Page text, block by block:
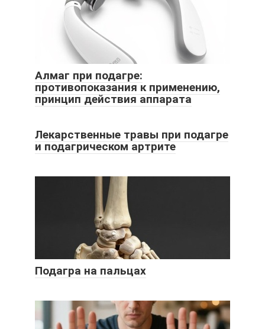
Алмаг при подагре:
противопоказания к применению,
принцип действия аппарата
Лекарственные травы при подагре
и подагрическом артрите
Подагра на пальцах